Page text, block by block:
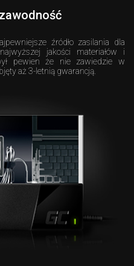
źródło zasilania dla
jakości materiałów i
pewien że nie zawiedzie w
aż 3-letnią gwarancją.